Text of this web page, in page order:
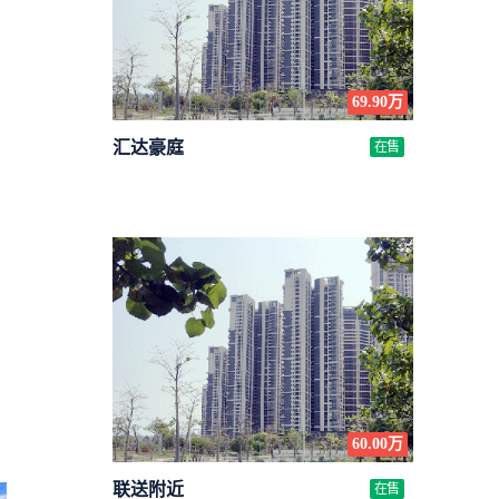
69.90万
汇达豪庭 在售
60.00万
联送附近 在售